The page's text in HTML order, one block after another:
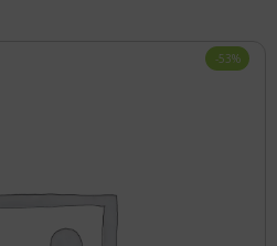
-53%